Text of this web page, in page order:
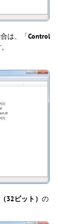
は、「Control
（32ビット） の